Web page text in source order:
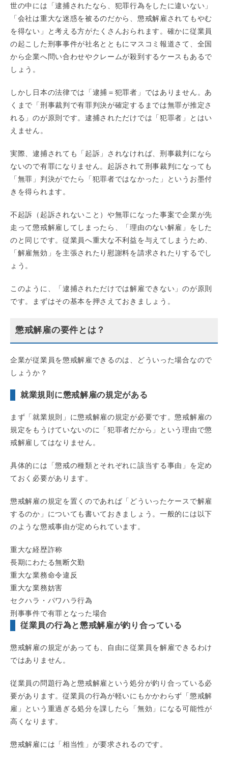
世の中には「逮捕されたなら、犯罪行為をしたに違いない」
「会社は重大な迷惑を被るのだから、懲戒解雇されてもやむ
を得ない」と考える方がたくさんおられます。確かに従業員
の起こした刑事事件が社名とともにマスコミ報道さて、全国
から企業へ問い合わせやクレームが殺到するケースもあるで
しょう。
しかし日本の法律では「逮捕＝犯罪者」ではありません。あ
くまで「刑事裁判で有罪判決が確定するまでは無罪が推定さ
れる」のが原則です。逮捕されただけでは「犯罪者」とはい
えません。
実際、逮捕されても「起訴」されなければ、刑事裁判になら
ないので有罪になりません。起訴されて刑事裁判になっても
「無罪」判決がでたら「犯罪者ではなかった」というお墨付
きを得られます。
不起訴（起訴されないこと）や無罪になった事案で企業が先
走って懲戒解雇してしまったら、「理由のない解雇」をした
のと同じです。従業員へ重大な不利益を与えてしまうため、
「解雇無効」を主張されたり慰謝料を請求されたりするでし
ょう。
このように、「逮捕されただけでは解雇できない」のが原則
です。まずはその基本を押さえておきましょう。
懲戒解雇の要件とは？
企業が従業員を懲戒解雇できるのは、どういった場合なので
しょうか？
就業規則に懲戒解雇の規定がある
まず「就業規則」に懲戒解雇の規定が必要です。懲戒解雇の
規定をもうけていないのに「犯罪者だから」という理由で懲
戒解雇してはなりません。
具体的には「懲戒の種類とそれぞれに該当する事由」を定め
ておく必要があります。
懲戒解雇の規定を置くのであれば「どういったケースで解雇
するのか」についても書いておきましょう。一般的には以下
のような懲戒事由が定められています。
重大な経歴詐称
長期にわたる無断欠勤
重大な業務命令違反
重大な業務妨害
セクハラ・パワハラ行為
刑事事件で有罪となった場合
従業員の行為と懲戒解雇が釣り合っている
懲戒解雇の規定があっても、自由に従業員を解雇できるわけ
ではありません。
従業員の問題行為と懲戒解雇という処分が釣り合っている必
要があります。従業員の行為が軽いにもかかわらず「懲戒解
雇」という重過ぎる処分を課したら「無効」になる可能性が
高くなります。
懲戒解雇には「相当性」が要求されるのです。